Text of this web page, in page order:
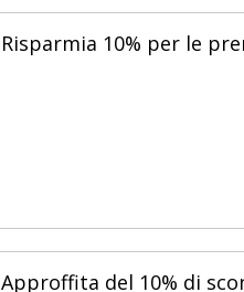
Risparmia 10% per le
Approffita del 10% di